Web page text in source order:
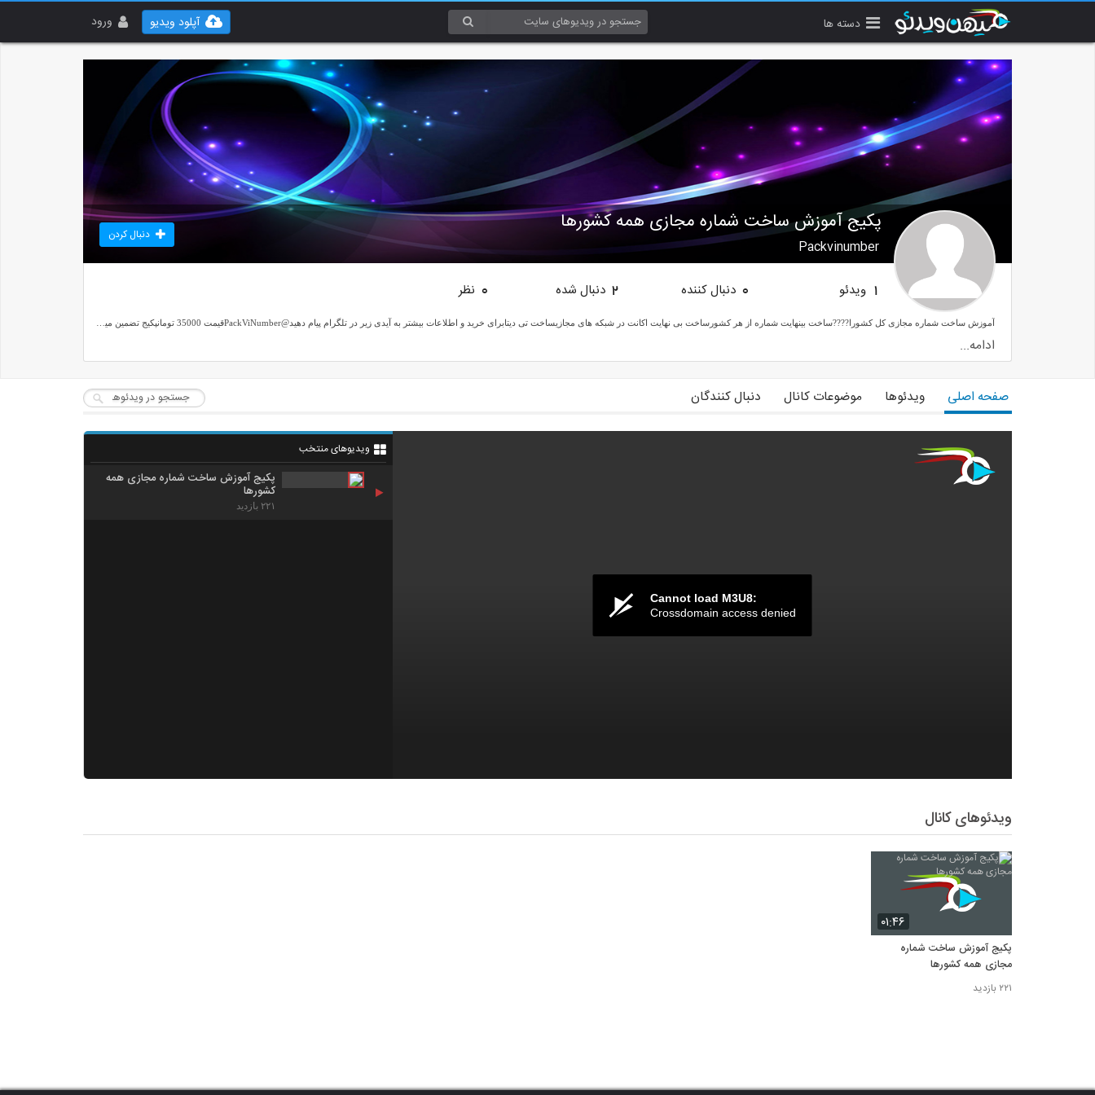
دسته ها ورود آپلود ویدیو
پکیج آموزش ساخت شماره مجازی همه کشورها
Packvinumber
دنبال کردن
1 ویدئو 0 دنبال کننده 2 دنبال شده 0 نظر
ادامه...
صفحه اصلی ویدئوها موضوعات کانال دنبال کنندگان
Cannot load M3U8:
Crossdomain access denied
ویدیوهای منتخب
پکیج آموزش ساخت شماره مجازی همه
کشورها
۲۲۱ بازدید
ویدئوهای کانال
۰۱:۴۶
پکیج آموزش ساخت شماره
مجازی همه کشورها
۲۲۱ بازدید